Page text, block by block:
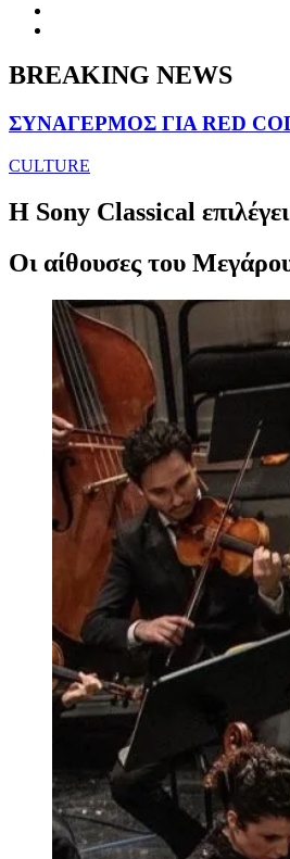
BREAKING NEWS
ΣΥΝΑΓΕΡΜΟΣ ΓΙΑ RED
CULTURE
Η Sony Classical
Οι αίθουσες του